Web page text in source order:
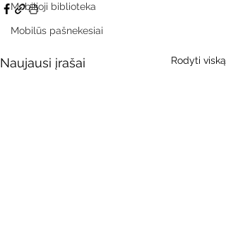
Mobilioji biblioteka
Mobilūs pašnekesiai
Naujausi įrašai Rodyti viską